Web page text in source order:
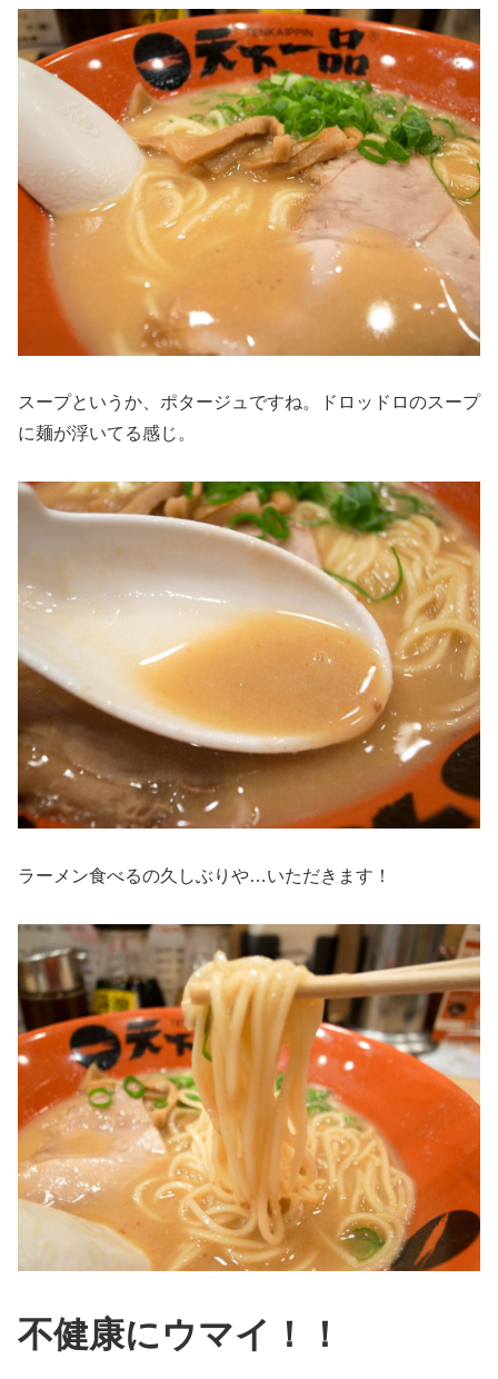
スープというか、ポタージュですね。ドロッドロのスープ
に麺が浮いてる感じ。
ラーメン食べるの久しぶりや…いただきます！
不健康にウマイ！！